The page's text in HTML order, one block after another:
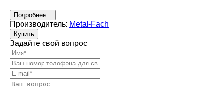
Подробнее...
Производитель: Metal-Fach
Купить
Задайте свой вопрос